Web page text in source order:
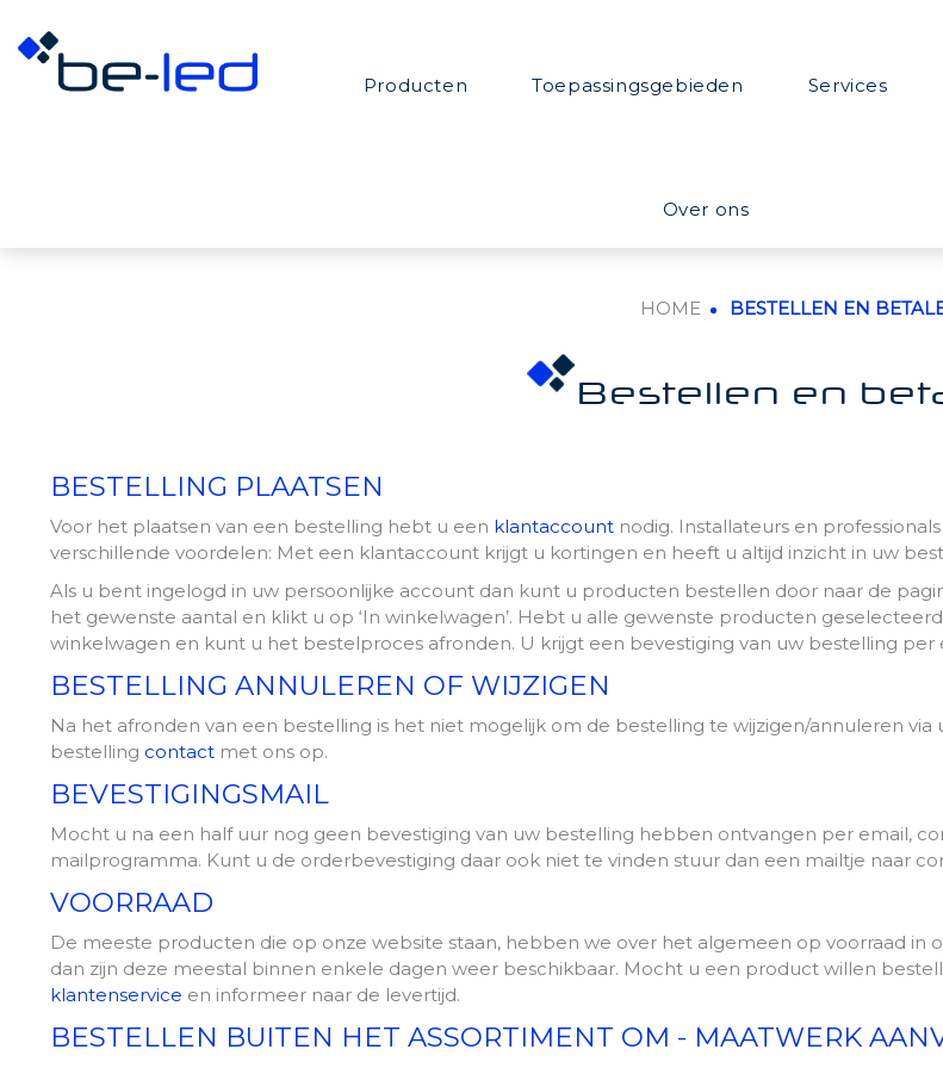
Producten Toepassingsgebieden Services
Over ons
HOME BESTELLEN EN
Bestellen en
BESTELLING PLAATSEN
Voor het plaatsen van een bestelling hebt u een klantaccountnodig. Installateurs en
verschillende voordelen: Met een klantaccount krijgt u kortingen en heeft u altijd inzicht in uw
Als u bent ingelogd in uw persoonlijke account dan kunt u producten bestellen door naar de
het gewenste aantal en klikt u op ‘In winkelwagen’. Hebt u alle gewenste producten
winkelwagen en kunt u het bestelproces afronden. U krijgt een bevestiging van uw bestelling per
BESTELLING ANNULEREN OF WIJZIGEN
Na het afronden van een bestelling is het niet mogelijk om de bestelling te wijzigen/annuleren
bestelling contactmet ons op.
BEVESTIGINGSMAIL
Mocht u na een half uur nog geen bevestiging van uw bestelling hebben ontvangen per email,
mailprogramma. Kunt u de orderbevestiging daar ook niet te vinden stuur dan een mailtje naar
VOORRAAD
De meeste producten die op onze website staan, hebben we over het algemeen op voorraad in
dan zijn deze meestal binnen enkele dagen weer beschikbaar. Mocht u een product willen
klantenservice en informeer naar de levertijd.
BESTELLEN BUITEN HET ASSORTIMENT OM - MAATWERK